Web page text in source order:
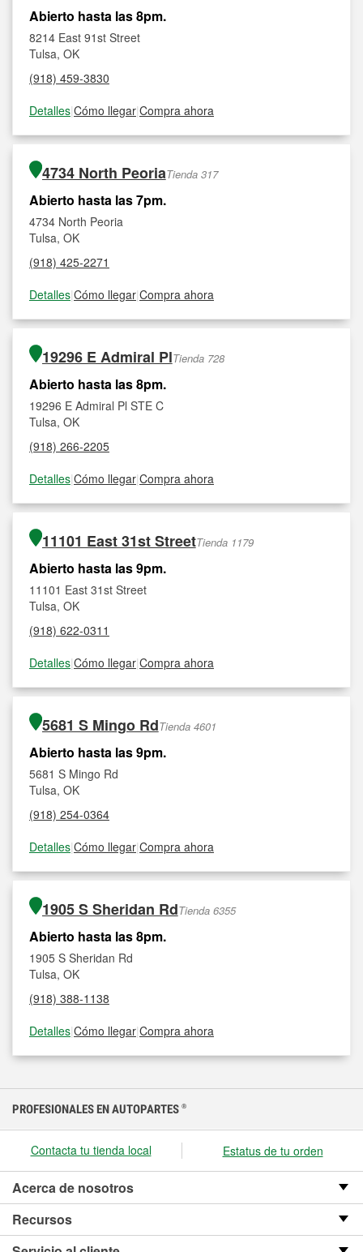
Abierto hasta las 8pm.
8214 East 91st Street
Tulsa, OK
(918) 459-3830
Detalles|Cómo llegar|Compra ahora
4734 North PeoriaTienda 317
Abierto hasta las 7pm.
4734 North Peoria
Tulsa, OK
(918) 425-2271
Detalles|Cómo llegar|Compra ahora
19296 E Admiral PlTienda 728
Abierto hasta las 8pm.
19296 E Admiral Pl STE C
Tulsa, OK
(918) 266-2205
Detalles|Cómo llegar|Compra ahora
11101 East 31st StreetTienda 1179
Abierto hasta las 9pm.
11101 East 31st Street
Tulsa, OK
(918) 622-0311
Detalles|Cómo llegar|Compra ahora
5681 S Mingo RdTienda 4601
Abierto hasta las 9pm.
5681 S Mingo Rd
Tulsa, OK
(918) 254-0364
Detalles|Cómo llegar|Compra ahora
1905 S Sheridan RdTienda 6355
Abierto hasta las 8pm.
1905 S Sheridan Rd
Tulsa, OK
(918) 388-1138
Detalles|Cómo llegar|Compra ahora
PROFESIONALES EN AUTOPARTES ®
Contacta tu tienda local Estatus de tu orden
Acerca de nosotros
Recursos